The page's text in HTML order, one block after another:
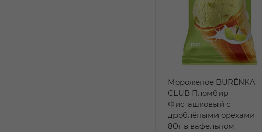
Мороженое BURЁNKA
CLUB Пломбир
Фисташковый с
дроблёными орехами
80г в вафельном